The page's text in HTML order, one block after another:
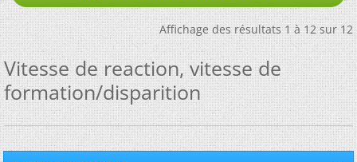
Affichage des résultats 1 à 12 sur 12
Vitesse de reaction, vitesse de
formation/disparition